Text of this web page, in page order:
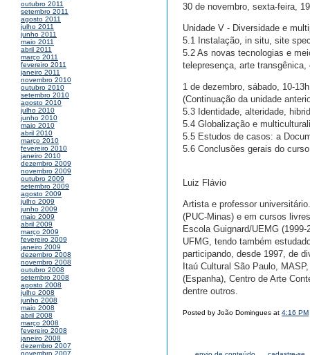
outubro 2011
setembro 2011
agosto 2011
julho 2011
junho 2011
maio 2011
abril 2011
março 2011
fevereiro 2011
janeiro 2011
novembro 2010
outubro 2010
setembro 2010
agosto 2010
julho 2010
junho 2010
maio 2010
abril 2010
março 2010
fevereiro 2010
janeiro 2010
dezembro 2009
novembro 2009
outubro 2009
setembro 2009
agosto 2009
julho 2009
junho 2009
maio 2009
abril 2009
março 2009
fevereiro 2009
janeiro 2009
dezembro 2008
novembro 2008
outubro 2008
setembro 2008
agosto 2008
julho 2008
junho 2008
maio 2008
abril 2008
março 2008
fevereiro 2008
janeiro 2008
dezembro 2007
30 de novembro, sexta-feira,
Unidade V - Diversidade e
5.1 Instalação, in situ, site
5.2 As novas tecnologias e
telepresença, arte transgênica,
1 de dezembro, sábado, 10-
(Continuação da unidade
5.3 Identidade, alteridade,
5.4 Globalização e
5.5 Estudos de casos: a
5.6 Conclusões gerais do curso
Luiz Flávio
Artista e professor
(PUC-Minas) e em cursos
Escola Guignard/UEMG
UFMG, tendo também
participando, desde 1997, de
Itaú Cultural São Paulo,
(Espanha), Centro de Arte
dentre outros.
Posted by João Domingues at 4:16 PM